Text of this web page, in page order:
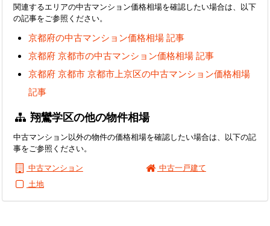
関連するエリアの中古マンション価格相場を確認したい場合は、以下
の記事をご参照ください。
京都府の中古マンション価格相場 記事
京都府 京都市の中古マンション価格相場 記事
京都府 京都市 京都市上京区の中古マンション価格相場
記事
翔鸞学区の他の物件相場
中古マンション以外の物件の価格相場を確認したい場合は、以下の記
事をご参照ください。
中古マンション
中古一戸建て
土地